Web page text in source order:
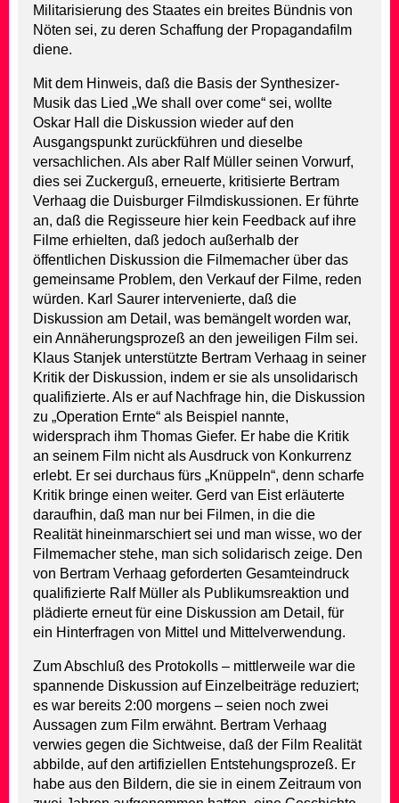
Militarisierung des Staates ein breites Bündnis von
Nöten sei, zu deren Schaffung der Propagandafilm
diene.
Mit dem Hinweis, daß die Basis der Synthesizer-
Musik das Lied „We shall over come“ sei, wollte
Oskar Hall die Diskussion wieder auf den
Ausgangspunkt zurückführen und dieselbe
versachlichen. Als aber Ralf Müller seinen Vorwurf,
dies sei Zuckerguß, erneuerte, kritisierte Bertram
Verhaag die Duisburger Filmdiskussionen. Er führte
an, daß die Regisseure hier kein Feedback auf ihre
Filme erhielten, daß jedoch außerhalb der
öffentlichen Diskussion die Filmemacher über das
gemeinsame Problem, den Verkauf der Filme, reden
würden. Karl Saurer intervenierte, daß die
Diskussion am Detail, was bemängelt worden war,
ein Annäherungsprozeß an den jeweiligen Film sei.
Klaus Stanjek unterstützte Bertram Verhaag in seiner
Kritik der Diskussion, indem er sie als unsolidarisch
qualifizierte. Als er auf Nachfrage hin, die Diskussion
zu „Operation Ernte“ als Beispiel nannte,
widersprach ihm Thomas Giefer. Er habe die Kritik
an seinem Film nicht als Ausdruck von Konkurrenz
erlebt. Er sei durchaus fürs „Knüppeln“, denn scharfe
Kritik bringe einen weiter. Gerd van Eist erläuterte
daraufhin, daß man nur bei Filmen, in die die
Realität hineinmarschiert sei und man wisse, wo der
Filmemacher stehe, man sich solidarisch zeige. Den
von Bertram Verhaag geforderten Gesamteindruck
qualifizierte Ralf Müller als Publikumsreaktion und
plädierte erneut für eine Diskussion am Detail, für
ein Hinterfragen von Mittel und Mittelverwendung.
Zum Abschluß des Protokolls – mittlerweile war die
spannende Diskussion auf Einzelbeiträge reduziert;
es war bereits 2:00 morgens – seien noch zwei
Aussagen zum Film erwähnt. Bertram Verhaag
verwies gegen die Sichtweise, daß der Film Realität
abbilde, auf den artifiziellen Entstehungsprozeß. Er
habe aus den Bildern, die sie in einem Zeitraum von